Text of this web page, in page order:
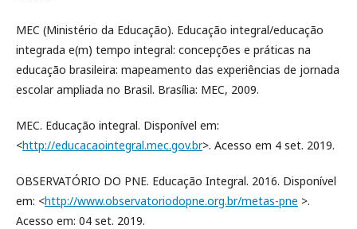
MEC (Ministério da Educação). Educação integral/educação
integrada e(m) tempo integral: concepções e práticas na
educação brasileira: mapeamento das experiências de jornada
escolar ampliada no Brasil. Brasília: MEC, 2009.
MEC. Educação integral. Disponível em:
<http://educacaointegral.mec.gov.br>. Acesso em 4 set. 2019.
OBSERVATÓRIO DO PNE. Educação Integral. 2016. Disponível
em: <http://www.observatoriodopne.org.br/metas-pne >.
Acesso em: 04 set. 2019.